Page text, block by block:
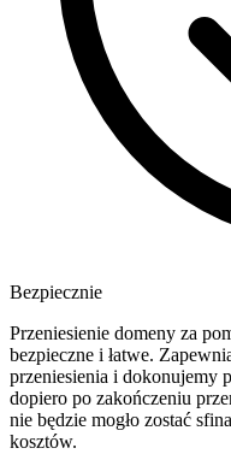
Bezpiecznie
Przeniesienie domeny za
bezpieczne i łatwe.
przeniesienia i dokonujemy
dopiero po zakończeniu
nie będzie mogło zostać
kosztów.